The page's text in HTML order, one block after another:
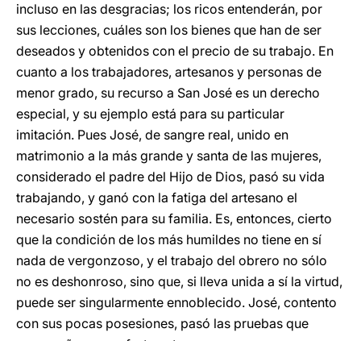
incluso en las desgracias; los ricos entenderán, por
sus lecciones, cuáles son los bienes que han de ser
deseados y obtenidos con el precio de su trabajo. En
cuanto a los trabajadores, artesanos y personas de
menor grado, su recurso a San José es un derecho
especial, y su ejemplo está para su particular
imitación. Pues José, de sangre real, unido en
matrimonio a la más grande y santa de las mujeres,
considerado el padre del Hijo de Dios, pasó su vida
trabajando, y ganó con la fatiga del artesano el
necesario sostén para su familia. Es, entonces, cierto
que la condición de los más humildes no tiene en sí
nada de vergonzoso, y el trabajo del obrero no sólo
no es deshonroso, sino que, si lleva unida a sí la virtud,
puede ser singularmente ennoblecido. José, contento
con sus pocas posesiones, pasó las pruebas que